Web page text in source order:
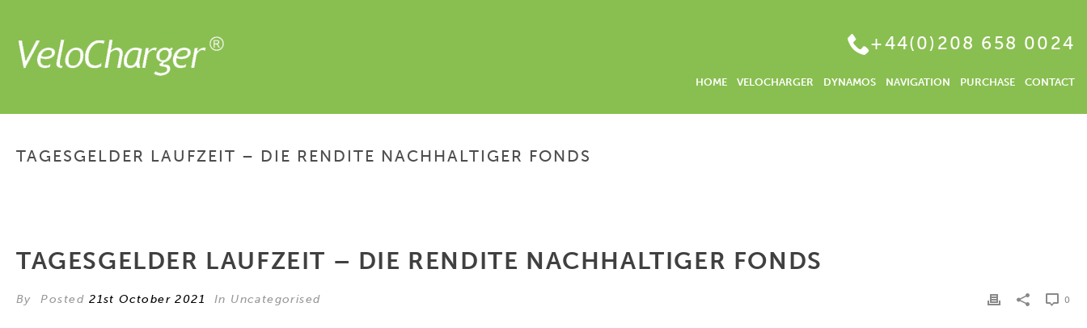
+44(0)208 658 0024
HOME VELOCHARGER DYNAMOS NAVIGATION PURCHASE CONTACT
TAGESGELDER LAUFZEIT – DIE RENDITE NACHHALTIGER FONDS
TAGESGELDER LAUFZEIT – DIE RENDITE NACHHALTIGER FONDS
By Posted21st October 2021 In Uncategorised 0